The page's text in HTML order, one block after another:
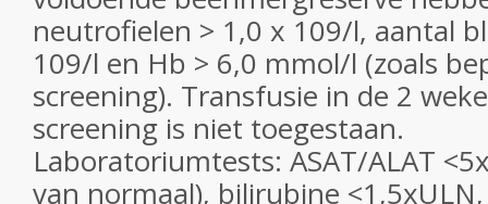
neutrofielen > 1,0 x 109/l, aantal
109/l en Hb > 6,0 mmol/l (zoals
screening). Transfusie in de 2
screening is niet toegestaan.
Laboratoriumtests: ASAT/ALAT
van normaal), bilirubine